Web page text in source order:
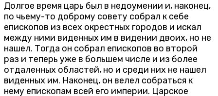
Долгое время царь был в недоумении и, наконец,
по чьему-то доброму совету собрал к себе
епископов из всех окрестных городов и искал
между ними виденных им в видении двоих, но не
нашел. Тогда он собрал епископов во второй
раз и теперь уже в большем числе и из более
отдаленных областей, но и среди них не нашел
виденных им. Наконец, он велел собраться к
нему епископам всей его империи. Царское